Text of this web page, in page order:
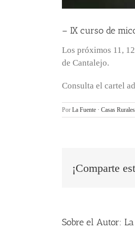
– IX curso de
Los próximos 11,
de Cantalejo.
Consulta el cartel
Por La Fuente · Casas Rurales
¡Comparte
Sobre el Autor: